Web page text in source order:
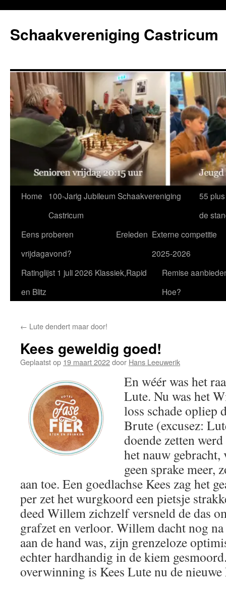
de
inhoud
Schaakvereniging Castricum
Home
100-Jarig Jubileum Schaakvereniging
Castricum
55
de
Eens proberen
vrijdagavond?
Ereleden Externe competitie
2025-2026
Ratinglijst 1 juli 2026 Klassiek,Rapid
en Blitz
Remise
Hoe?
← Lute dendert maar door!
Kees geweldig goed!
Geplaatst op 19 maart 2022door Hans Leeuwerik
En wéér was het
Lute. Nu was het
loss schade opliep
Brute (excusez:
doende zetten
het nauw gebracht,
geen sprake meer,
aan toe. Een goedlachse Kees zag het
per zet het wurgkoord een pietsje
deed Willem zichzelf versneld de das
grafzet en verloor. Willem dacht nog
aan de hand was, zijn grenzeloze
echter hardhandig in de kiem
overwinning is Kees Lute nu de